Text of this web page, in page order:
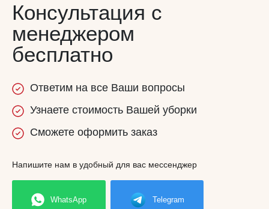
Консультация с
менеджером
бесплатно
Ответим на все Ваши вопросы
Узнаете стоимость Вашей уборки
Сможете оформить заказ
Напишите нам в удобный для вас мессенджер
WhatsApp Telegram